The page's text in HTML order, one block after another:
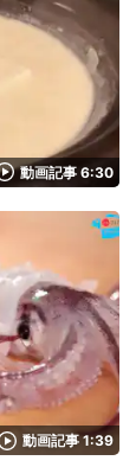
動画記事 6:30
動画記事 1:39